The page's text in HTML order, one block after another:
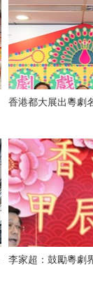
香港都大展出粵劇
李家超：鼓勵粵劇